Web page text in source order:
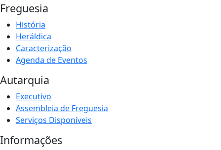
Freguesia
História
Heráldica
Caracterização
Agenda de Eventos
Autarquia
Executivo
Assembleia de Freguesia
Serviços Disponíveis
Informações